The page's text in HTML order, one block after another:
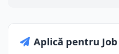
Aplică pentru Job